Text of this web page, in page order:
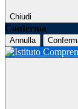
Chiudi
Conferma
Annulla